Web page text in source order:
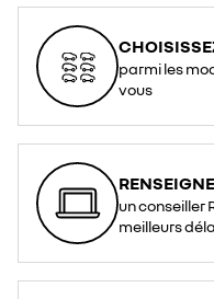
parmi les
vous
un conseiller
meilleurs